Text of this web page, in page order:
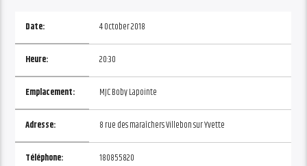
Date: 4 October 2018
Heure: 20:30
Emplacement: MJC Boby Lapointe
Adresse: 8 rue des maraîchers Villebon sur Yvette
Téléphone: 180855820